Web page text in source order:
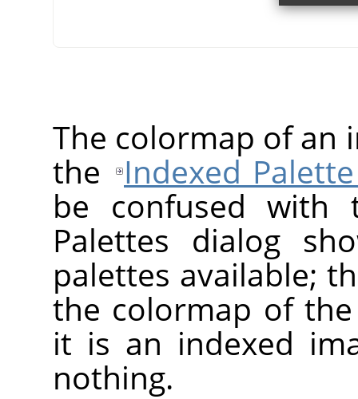
The colormap of an
the
Indexed
be confused with
Palettes dialog
palettes available;
the colormap of
it is an indexed
nothing.